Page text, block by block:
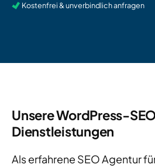
Kostenfrei & unverbindlich anfragen
Unsere WordPress-
Dienstleistungen
Als erfahrene SEO Agentur